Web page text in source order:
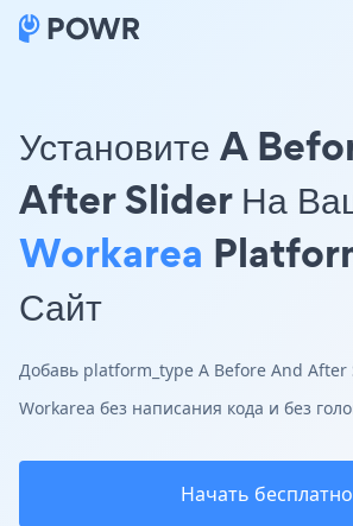
Установите A
After Slider На
Workarea
Сайт
Добавь platform_type A Before And After
Workarea без написания кода и без
Начать бесплатно